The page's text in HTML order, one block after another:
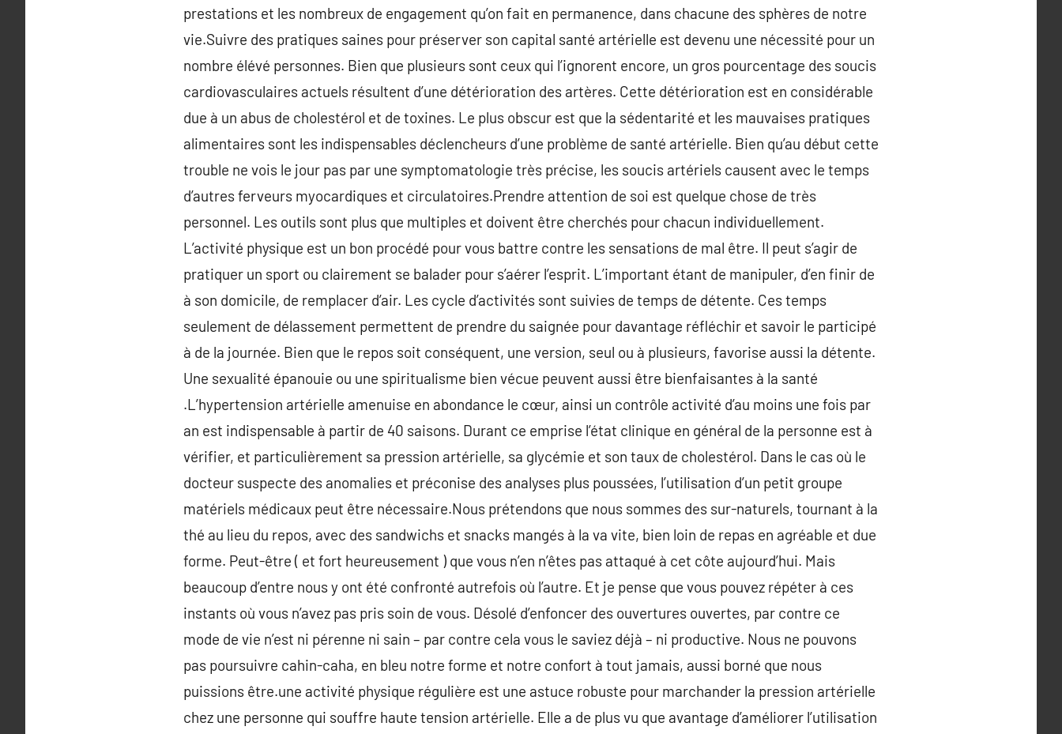
prestations et les nombreux de engagement qu’on fait en permanence, dans chacune des sphères de notre
vie.Suivre des pratiques saines pour préserver son capital santé artérielle est devenu une nécessité pour un
nombre élévé personnes. Bien que plusieurs sont ceux qui l’ignorent encore, un gros pourcentage des soucis
cardiovasculaires actuels résultent d’une détérioration des artères. Cette détérioration est en considérable
due à un abus de cholestérol et de toxines. Le plus obscur est que la sédentarité et les mauvaises pratiques
alimentaires sont les indispensables déclencheurs d’une problème de santé artérielle. Bien qu’au début cette
trouble ne vois le jour pas par une symptomatologie très précise, les soucis artériels causent avec le temps
d’autres ferveurs myocardiques et circulatoires.Prendre attention de soi est quelque chose de très
personnel. Les outils sont plus que multiples et doivent être cherchés pour chacun individuellement.
L’activité physique est un bon procédé pour vous battre contre les sensations de mal être. Il peut s’agir de
pratiquer un sport ou clairement se balader pour s’aérer l’esprit. L’important étant de manipuler, d’en finir de
à son domicile, de remplacer d’air. Les cycle d’activités sont suivies de temps de détente. Ces temps
seulement de délassement permettent de prendre du saignée pour davantage réfléchir et savoir le participé
à de la journée. Bien que le repos soit conséquent, une version, seul ou à plusieurs, favorise aussi la détente.
Une sexualité épanouie ou une spiritualisme bien vécue peuvent aussi être bienfaisantes à la santé
.L’hypertension artérielle amenuise en abondance le cœur, ainsi un contrôle activité d’au moins une fois par
an est indispensable à partir de 40 saisons. Durant ce emprise l’état clinique en général de la personne est à
vérifier, et particulièrement sa pression artérielle, sa glycémie et son taux de cholestérol. Dans le cas où le
docteur suspecte des anomalies et préconise des analyses plus poussées, l’utilisation d’un petit groupe
matériels médicaux peut être nécessaire.Nous prétendons que nous sommes des sur-naturels, tournant à la
thé au lieu du repos, avec des sandwichs et snacks mangés à la va vite, bien loin de repas en agréable et due
forme. Peut-être ( et fort heureusement ) que vous n’en n’êtes pas attaqué à cet côte aujourd’hui. Mais
beaucoup d’entre nous y ont été confronté autrefois où l’autre. Et je pense que vous pouvez répéter à ces
instants où vous n’avez pas pris soin de vous. Désolé d’enfoncer des ouvertures ouvertes, par contre ce
mode de vie n’est ni pérenne ni sain – par contre cela vous le saviez déjà – ni productive. Nous ne pouvons
pas poursuivre cahin-caha, en bleu notre forme et notre confort à tout jamais, aussi borné que nous
puissions être.une activité physique régulière est une astuce robuste pour marchander la pression artérielle
chez une personne qui souffre haute tension artérielle. Elle a de plus vu que avantage d’améliorer l’utilisation